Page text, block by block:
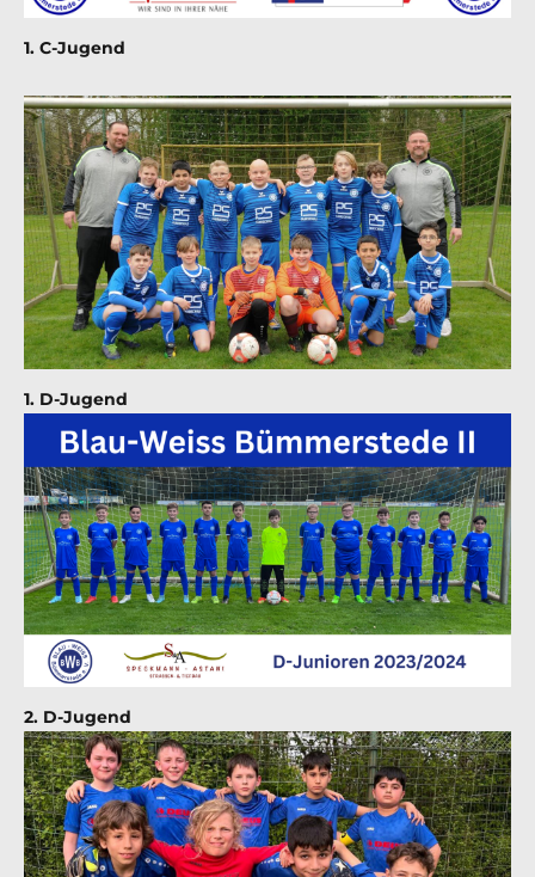
1. C-Jugend
1. D-Jugend
2. D-Jugend